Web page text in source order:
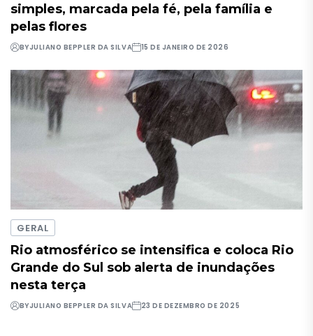
simples, marcada pela fé, pela família e
pelas flores
BYJULIANO BEPPLER DA SILVA 15 DE JANEIRO DE 2026
GERAL
Rio atmosférico se intensifica e coloca Rio
Grande do Sul sob alerta de inundações
nesta terça
BYJULIANO BEPPLER DA SILVA 23 DE DEZEMBRO DE 2025